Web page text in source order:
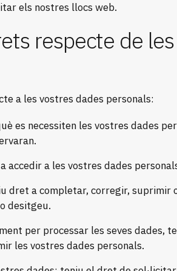
els nostres llocs web.
respecte de
a les vostres dades personals:
es necessiten les vostres dades
accedir a les vostres dades
dret a completar, corregir, suprimir
desitgeu.
per processar les seves dades,
les vostres dades personals.